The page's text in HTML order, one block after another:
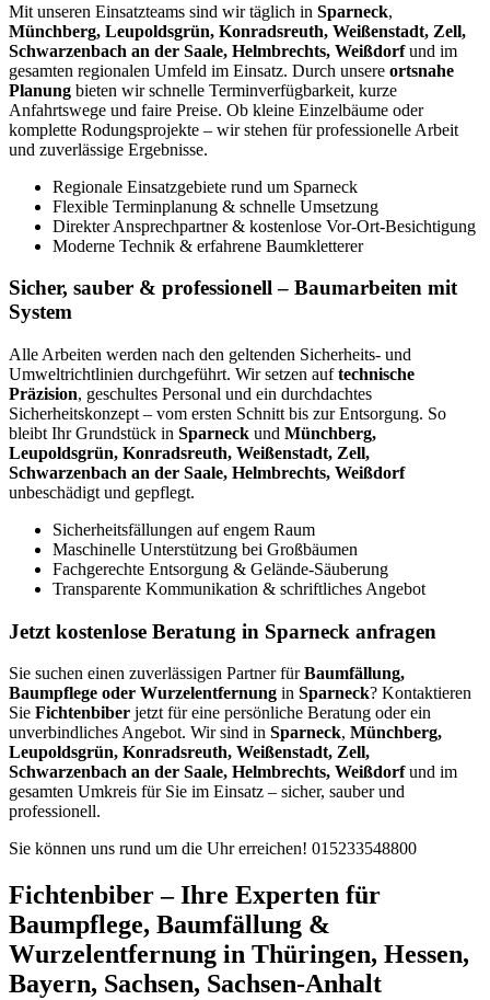
Mit unseren Einsatzteams sind wir täglich in Sparneck,
Münchberg, Leupoldsgrün, Konradsreuth, Weißenstadt, Zell,
Schwarzenbach an der Saale, Helmbrechts, Weißdorfund im
gesamten regionalen Umfeld im Einsatz. Durch unsere ortsnahe
Planung bieten wir schnelle Terminverfügbarkeit, kurze
Anfahrtswege und faire Preise. Ob kleine Einzelbäume oder
komplette Rodungsprojekte – wir stehen für professionelle Arbeit
und zuverlässige Ergebnisse.
Regionale Einsatzgebiete rund um Sparneck
Flexible Terminplanung & schnelle Umsetzung
Direkter Ansprechpartner & kostenlose Vor-Ort-Besichtigung
Moderne Technik & erfahrene Baumkletterer
Sicher, sauber & professionell – Baumarbeiten mit
System
Alle Arbeiten werden nach den geltenden Sicherheits- und
Umweltrichtlinien durchgeführt. Wir setzen auftechnische
Präzision, geschultes Personal und ein durchdachtes
Sicherheitskonzept – vom ersten Schnitt bis zur Entsorgung. So
bleibt Ihr Grundstück in Sparneck und Münchberg,
Leupoldsgrün, Konradsreuth, Weißenstadt, Zell,
Schwarzenbach an der Saale, Helmbrechts, Weißdorf
unbeschädigt und gepflegt.
Sicherheitsfällungen auf engem Raum
Maschinelle Unterstützung bei Großbäumen
Fachgerechte Entsorgung & Gelände-Säuberung
Transparente Kommunikation & schriftliches Angebot
Jetzt kostenlose Beratung in Sparneck anfragen
Sie suchen einen zuverlässigen Partner fürBaumfällung,
Baumpflege oder Wurzelentfernung in Sparneck? Kontaktieren
Sie Fichtenbiber jetzt für eine persönliche Beratung oder ein
unverbindliches Angebot. Wir sind in Sparneck, Münchberg,
Leupoldsgrün, Konradsreuth, Weißenstadt, Zell,
Schwarzenbach an der Saale, Helmbrechts, Weißdorfund im
gesamten Umkreis für Sie im Einsatz – sicher, sauber und
professionell.
Sie können uns rund um die Uhr erreichen! 015233548800
Fichtenbiber – Ihre Experten für
Baumpflege, Baumfällung &
Wurzelentfernung in Thüringen, Hessen,
Bayern, Sachsen, Sachsen-Anhalt